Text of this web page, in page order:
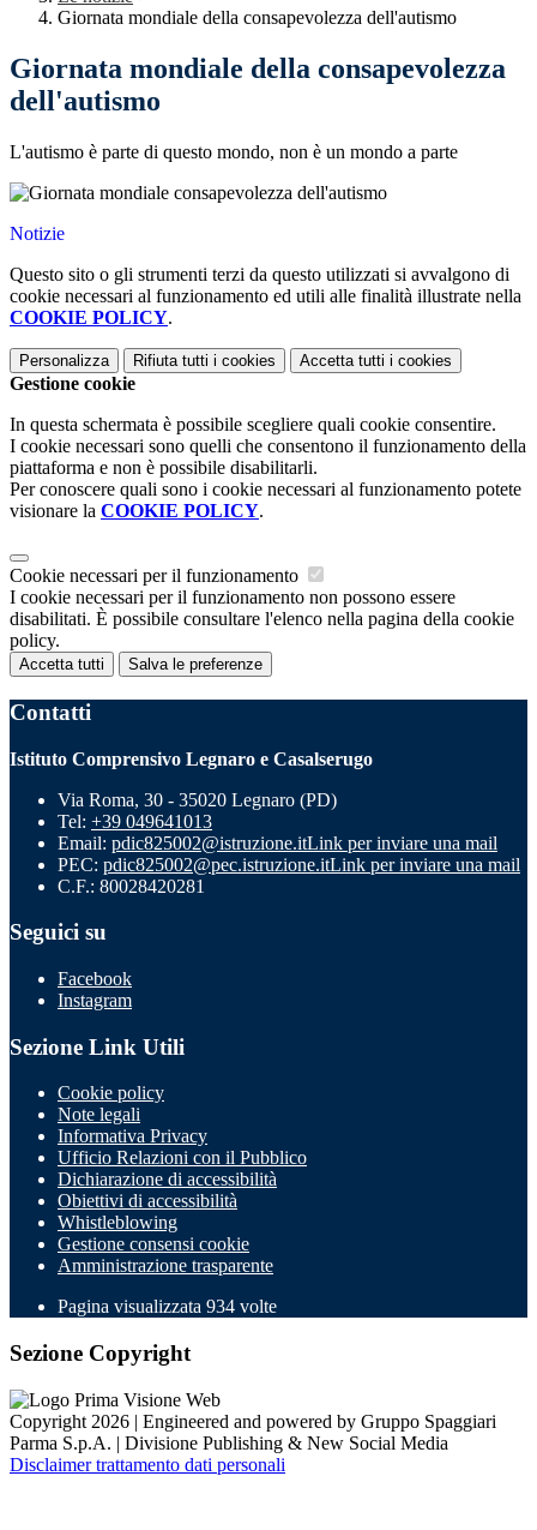
Giornata mondiale della consapevolezza dell'autismo
Giornata mondiale della consapevolezza
dell'autismo
L'autismo è parte di questo mondo, non è un mondo a parte
Notizie
Questo sito o gli strumenti terzi da questo utilizzati si avvalgono di
cookie necessari al funzionamento ed utili alle finalità illustrate nella
COOKIE POLICY.
Personalizza Rifiuta tutti i cookies Accetta tutti i cookies
Gestione cookie
In questa schermata è possibile scegliere quali cookie consentire.
I cookie necessari sono quelli che consentono il funzionamento della
piattaforma e non è possibile disabilitarli.
Per conoscere quali sono i cookie necessari al funzionamento potete
visionare la COOKIE POLICY.
Cookie necessari per il funzionamento
I cookie necessari per il funzionamento non possono essere
disabilitati. È possibile consultare l'elenco nella pagina della cookie
policy.
Accetta tutti Salva le preferenze
Contatti
Istituto Comprensivo Legnaro e Casalserugo
Via Roma, 30 - 35020 Legnaro (PD)
Tel: +39 049641013
Email: pdic825002@istruzione.itLink per inviare una mail
PEC: pdic825002@pec.istruzione.itLink per inviare una mail
C.F.: 80028420281
Seguici su
Facebook
Instagram
Sezione Link Utili
Cookie policy
Note legali
Informativa Privacy
Ufficio Relazioni con il Pubblico
Dichiarazione di accessibilità
Obiettivi di accessibilità
Whistleblowing
Gestione consensi cookie
Amministrazione trasparente
Pagina visualizzata 934 volte
Sezione Copyright
Copyright 2026 | Engineered and powered by Gruppo Spaggiari
Parma S.p.A. | Divisione Publishing & New Social Media
Disclaimer trattamento dati personali